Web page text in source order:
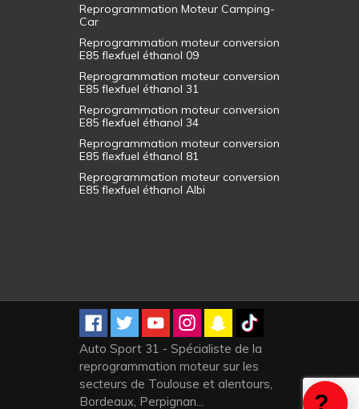
Reprogrammation Moteur Camping-
Car
Reprogrammation moteur conversion
E85 flexfuel éthanol 09
Reprogrammation moteur conversion
E85 flexfuel éthanol 31
Reprogrammation moteur conversion
E85 flexfuel éthanol 34
Reprogrammation moteur conversion
E85 flexfuel éthanol 81
Reprogrammation moteur conversion
E85 flexfuel éthanol Albi
Auto Sport 31 - Spécialiste de la
reprogrammation moteur sur les
secteurs de Toulouse et alentours,
Bordeaux, Perpignan...